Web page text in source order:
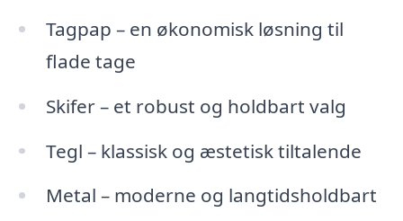
Tagpap – en økonomisk løsning til
flade tage
Skifer – et robust og holdbart valg
Tegl – klassisk og æstetisk tiltalende
Metal – moderne og langtidsholdbart